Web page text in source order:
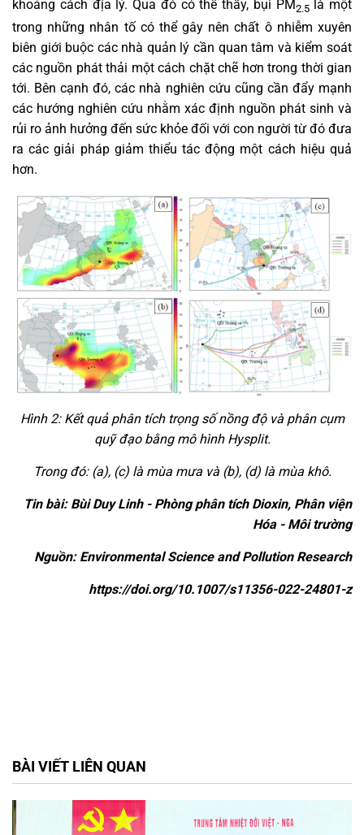
khoảng cách địa lý. Qua đó có thể thấy, bụi PM2.5là một
trong những nhân tố có thể gây nên chất ô nhiễm xuyên
biên giới buộc các nhà quản lý cần quan tâm và kiểm soát
các nguồn phát thải một cách chặt chẽ hơn trong thời gian
tới. Bên cạnh đó, các nhà nghiên cứu cũng cần đẩy mạnh
các hướng nghiên cứu nhằm xác định nguồn phát sinh và
rủi ro ảnh hưởng đến sức khỏe đối với con người từ đó đưa
ra các giải pháp giảm thiểu tác động một cách hiệu quả
hơn.
Hình 2: Kết quả phân tích trọng số nồng độ và phân cụm
quỹ đạo bằng mô hình Hysplit.
Trong đó: (a), (c) là mùa mưa và (b), (d) là mùa khô.
Tin bài: Bùi Duy Linh - Phòng phân tích Dioxin, Phân viện
Hóa - Môi trường
Nguồn: Environmental Science and Pollution Research
https://doi.org/10.1007/s11356-022-24801-z
BÀI VIẾT LIÊN QUAN